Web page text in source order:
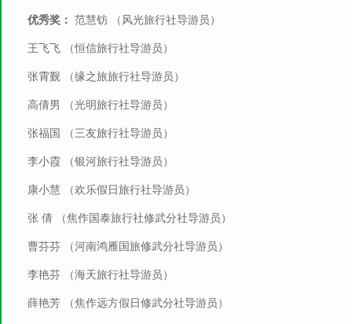
优秀奖： 范慧钫 （风光旅行社导游员）
王飞飞 （恒信旅行社导游员）
张霄觐 （缘之旅旅行社导游员）
高倩男 （光明旅行社导游员）
张福国 （三友旅行社导游员）
李小霞 （银河旅行社导游员）
康小慧 （欢乐假日旅行社导游员）
张 倩 （焦作国泰旅行社修武分社导游员）
曹芬芬 （河南鸿雁国旅修武分社导游员）
李艳芬 （海天旅行社导游员）
薛艳芳 （焦作远方假日修武分社导游员）